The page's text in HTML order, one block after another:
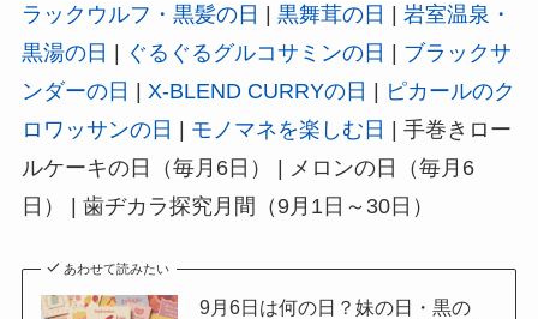
ラックウルフ・黒髪の日 | 黒舞茸の日 | 岩室温泉・
黒湯の日 | ぐるぐるグルコサミンの日 | ブラックサ
ンダーの日 | X-BLEND CURRYの日 | ピカールのク
ロワッサンの日 | モノマネを楽しむ日 | 手巻きロー
ルケーキの日（毎月6日） | メロンの日（毎月6
日） | 歯ヂカラ探究月間（9月1日～30日）
あわせて読みたい
9月6日は何の日？妹の日・黒の